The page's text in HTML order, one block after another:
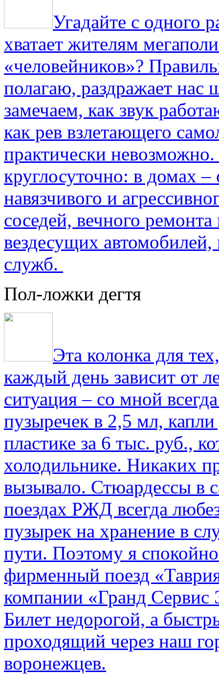
Угадайте с одного
хватает жителям
«человейников»?
полагаю, раздражает нас
замечаем, как звук
как рев взлетающего
практически
круглосуточно: в домах
навязчивого и
соседей, вечного
вездесущих
служб.
Пол-ложки дегтя
Эта колонка для
каждый день зависит от
ситуация – со мной
пузыречек в 2,5 мл,
пластике за 6 тыс. руб.,
холодильнике. Никаких
вызывало. Стюардессы в
поездах РЖД всегда
пузырек на хранение в
пути. По­этому я
фирменный поезд
компании «Гранд Сервис
Билет недорогой, а
проходящий через наш
воронежцев.